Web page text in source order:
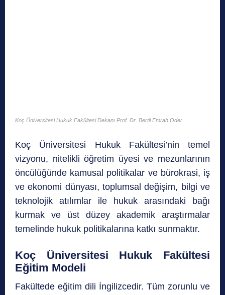
Koç Üniversitesi Hukuk Fakültesi Dekanı Prof. Dr. Bertil Emrah Oder
Koç Üniversitesi Hukuk Fakültesi’nin temel
vizyonu, nitelikli öğretim üyesi ve mezunlarının
öncülüğünde kamusal politikalar ve bürokrasi, iş
ve ekonomi dünyası, toplumsal değişim, bilgi ve
teknolojik atılımlar ile hukuk arasındaki bağı
kurmak ve üst düzey akademik araştırmalar
temelinde hukuk politikalarına katkı sunmaktır.
Koç Üniversitesi Hukuk Fakültesi
Eğitim Modeli
Fakültede eğitim dili İngilizcedir. Tüm zorunlu ve